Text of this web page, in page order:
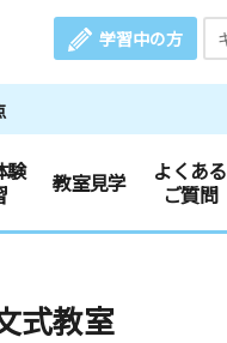
学習中の方
験
教室見学
よくある
ご質問
式教室